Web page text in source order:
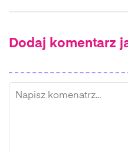
Dodaj komentarz